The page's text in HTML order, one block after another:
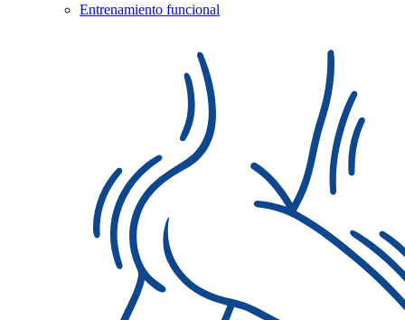
Entrenamiento funcional